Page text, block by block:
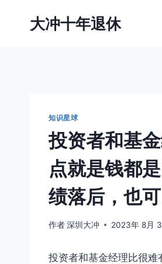
大冲十年退休
知识星球
投资者和基
点就是钱都
绩落后，也
作者深圳大冲 2023年 8月
投资者和基金经理比很